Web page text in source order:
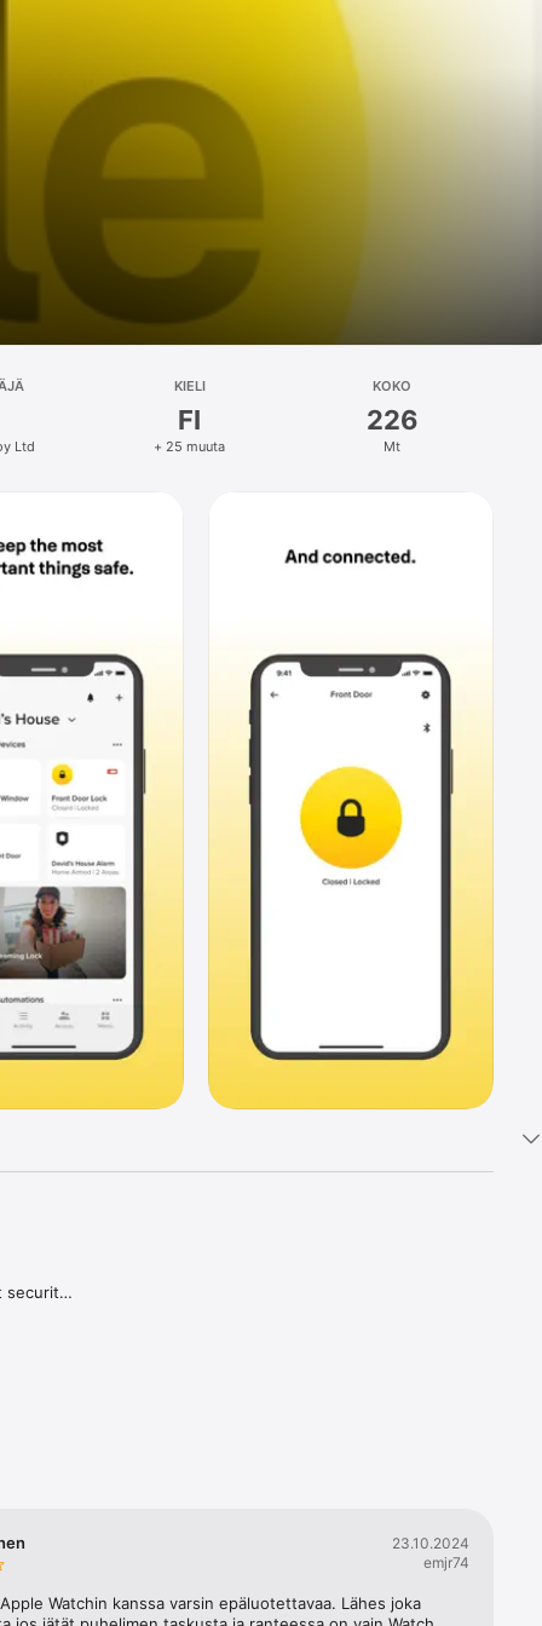
Ltd
KIELI
FI
+ 25 muuta
KOKO
226
Mt
security
23.10.2024
emjr74
Watchin kanssa varsin epäluotettavaa. Lähes joka